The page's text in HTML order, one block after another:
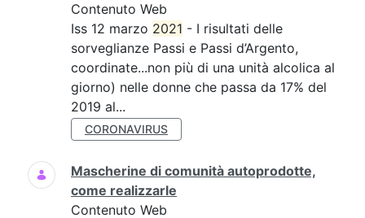
Contenuto Web
Iss 12 marzo 2021 - I risultati delle
sorveglianze Passi e Passi d’Argento,
coordinate...non più di una unità alcolica al
giorno) nelle donne che passa da 17% del
2019 al...
CORONAVIRUS
Mascherine di comunità autoprodotte,
come realizzarle
Contenuto Web